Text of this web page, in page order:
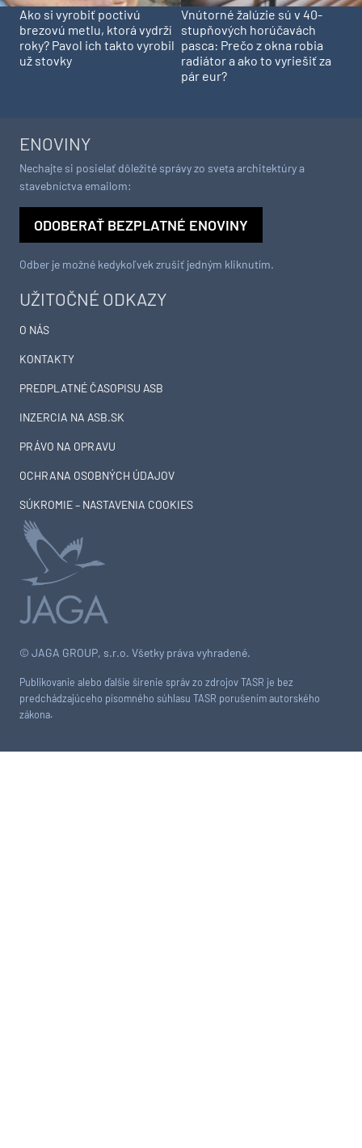
Ako si vyrobiť poctivú
brezovú metlu, ktorá vydrží
roky? Pavol ich takto vyrobil
už stovky
Vnútorné žalúzie sú v 40-
stupňových horúčavách
pasca: Prečo z okna robia
radiátor a ako to vyriešiť za
pár eur?
© JAGA GROUP, s.r.o. Všetky práva vyhradené.
Publikovanie alebo ďalšie šírenie správ zo zdrojov TASR je bez
predchádzajúceho písomného súhlasu TASR porušením autorského
zákona.
UŽITOČNÉ ODKAZY
O NÁS
KONTAKTY
PREDPLATNÉ ČASOPISU ASB
INZERCIA NA ASB.SK
PRÁVO NA OPRAVU
OCHRANA OSOBNÝCH ÚDAJOV
SÚKROMIE – NASTAVENIA COOKIES
ENOVINY
Nechajte si posielať dôležité správy zo sveta architektúry a
stavebníctva emailom:
ODOBERAŤ BEZPLATNÉ ENOVINY
Odber je možné kedykoľvek zrušiť jedným kliknutím.